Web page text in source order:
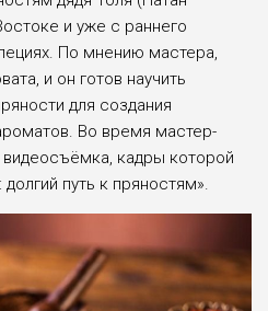
и уже с раннего
По мнению мастера,
и он готов научить
для создания
Во время мастер-
видеосъёмка, кадры которой
путь к пряностям».